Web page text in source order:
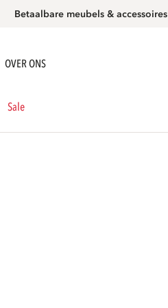
Betaalbare meubels & accessoires
OVER ONS
Sale